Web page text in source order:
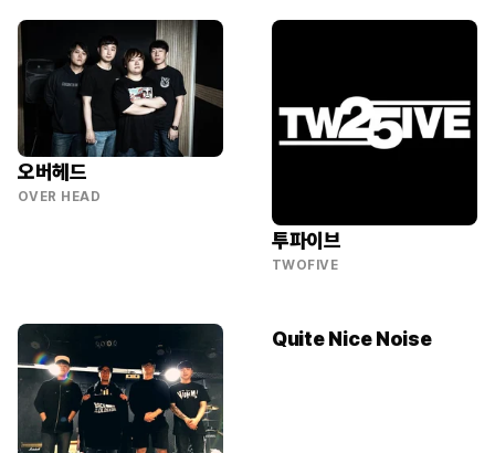
오버헤드
OVER HEAD
투파이브
TWOFIVE
Quite Nice Noise